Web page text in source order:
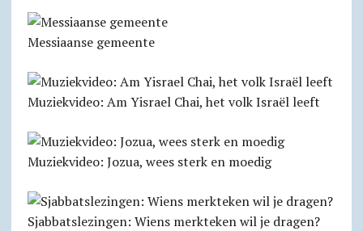
Messiaanse gemeente
Muziekvideo: Am Yisrael Chai, het volk Israël leeft
Muziekvideo: Jozua, wees sterk en moedig
Sjabbatslezingen: Wiens merkteken wil je dragen?